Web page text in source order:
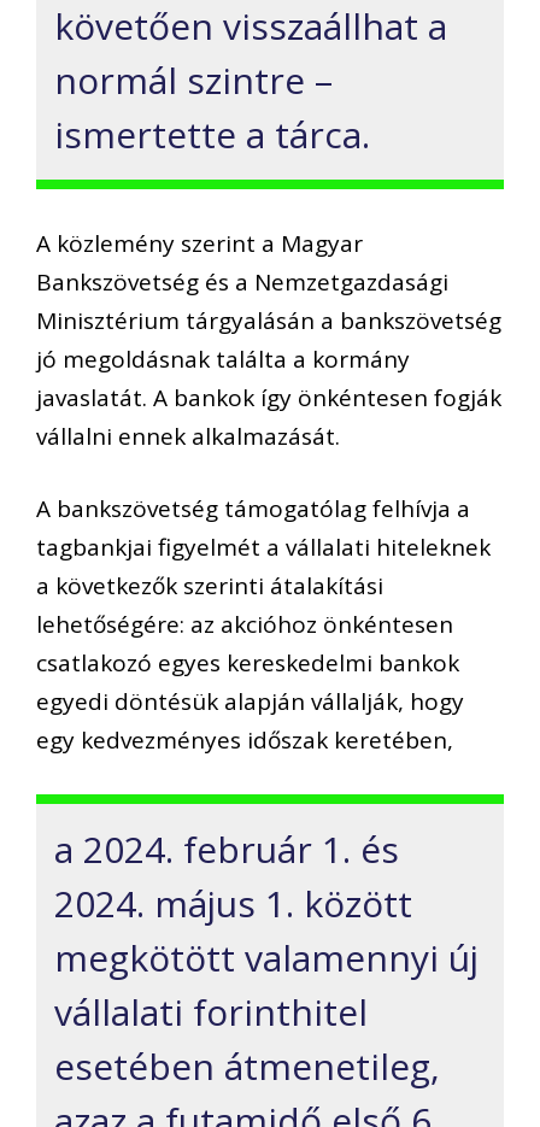
követően visszaállhat a
normál szintre –
ismertette a tárca.
A közlemény szerint a Magyar
Bankszövetség és a Nemzetgazdasági
Minisztérium tárgyalásán a bankszövetség
jó megoldásnak találta a kormány
javaslatát. A bankok így önkéntesen fogják
vállalni ennek alkalmazását.
A bankszövetség támogatólag felhívja a
tagbankjai figyelmét a vállalati hiteleknek
a következők szerinti átalakítási
lehetőségére: az akcióhoz önkéntesen
csatlakozó egyes kereskedelmi bankok
egyedi döntésük alapján vállalják, hogy
egy kedvezményes időszak keretében,
a 2024. február 1. és
2024. május 1. között
megkötött valamennyi új
vállalati forinthitel
esetében átmenetileg,